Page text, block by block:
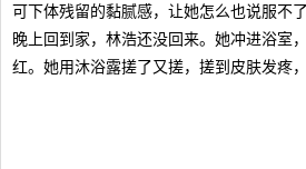
可下体残留的黏腻感，让她怎么也说服不了
晚上回到家，林浩还没回来。她冲进浴室
红。她用沐浴露搓了又搓，搓到皮肤发疼，